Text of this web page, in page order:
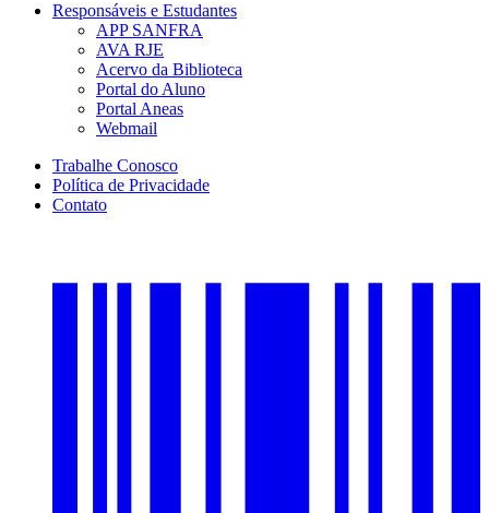
Responsáveis e Estudantes
APP SANFRA
AVA RJE
Acervo da Biblioteca
Portal do Aluno
Portal Aneas
Webmail
Trabalhe Conosco
Política de Privacidade
Contato